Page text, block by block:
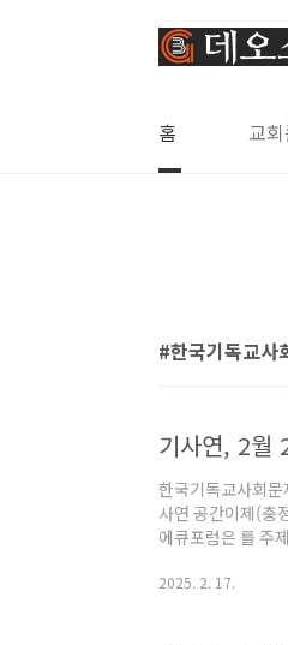
홈 교
한국기독교사
기사연, 2월
한국기독교사회
사연 공간이제(충
에큐포럼은 를 주
합)와 최소영 목사
2025. 2. 17.